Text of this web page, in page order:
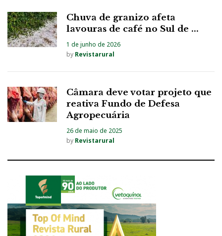
Chuva de granizo afeta
lavouras de café no Sul de ...
1 de junho de 2026
by Revistarural
Câmara deve votar projeto que
reativa Fundo de Defesa
Agropecuária
26 de maio de 2025
by Revistarural